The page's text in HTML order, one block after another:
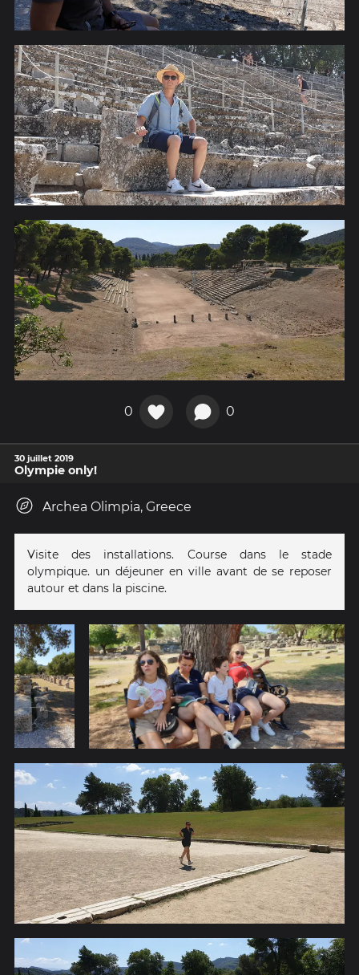
0 0
30 juillet 2019
Olympie only!
Archea Olimpia, Greece
Visite des installations. Course dans le stade
olympique. un déjeuner en ville avant de se reposer
autour et dans la piscine.